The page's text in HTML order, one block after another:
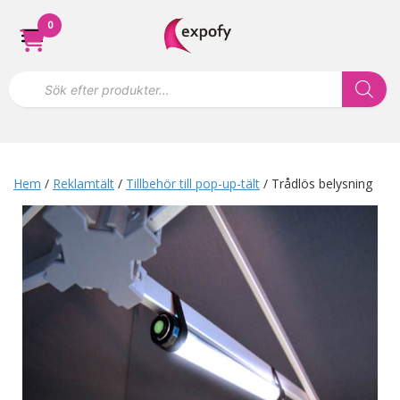
Hoppa
innehåll
s
ö
0
Hem / Reklamtält / Tillbehör till pop-up-tält / Trådlös belysning